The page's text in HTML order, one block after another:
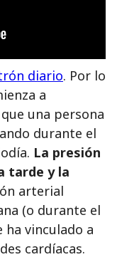
diario. Por lo
a
una persona
durante el
La presión
tarde y la
arterial
(o durante el
vinculado a
cardíacas.